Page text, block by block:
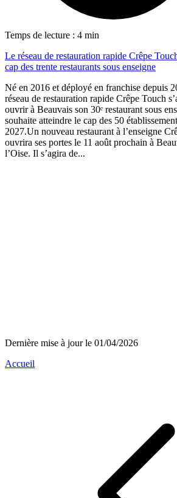
Temps de lecture : 4 min
Le réseau de restauration rapide Crêpe
cap des trente restaurants sous enseigne
Né en 2016 et déployé en franchise depuis
réseau de restauration rapide Crêpe Touch
ouvrir à Beauvais son 30ᵉ restaurant sous
souhaite atteindre le cap des 50
2027.Un nouveau restaurant à l’enseigne
ouvrira ses portes le 11 août prochain à
l’Oise. Il s’agira de...
Dernière mise à jour le 01/04/2026
Accueil